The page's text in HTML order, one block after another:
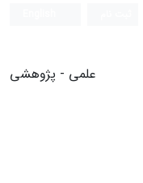
علمی - پژوهشی